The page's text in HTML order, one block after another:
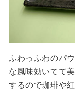
ふわっふわのパ
な風味効いてて
するので珈琲や